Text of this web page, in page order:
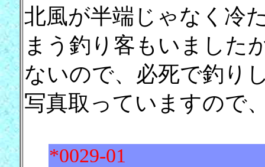
北風が半端じゃなく冷
まう釣り客もいました
ないので、必死で釣り
写真取っていますので
*0029-01